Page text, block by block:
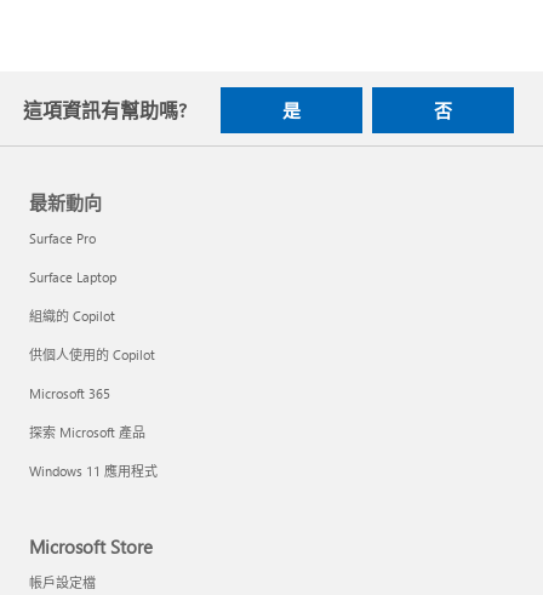
這項資訊有幫助嗎? 是 否
最新動向
Surface Pro
Surface Laptop
組織的 Copilot
供個人使用的 Copilot
Microsoft 365
探索 Microsoft 產品
Windows 11 應用程式
Microsoft Store
帳戶設定檔